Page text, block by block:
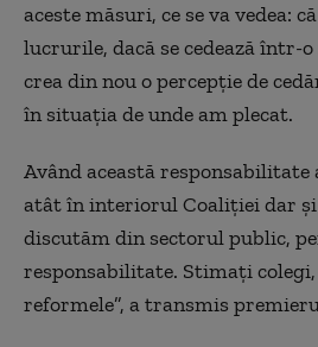
aceste măsuri, ce se va vedea:
lucrurile, dacă se cedează într-o
crea din nou o percepție de
în situația de unde am plecat.
Având această
atât în interiorul Coaliției dar
discutăm din sectorul public,
responsabilitate. Stimați
reformele”, a transmis